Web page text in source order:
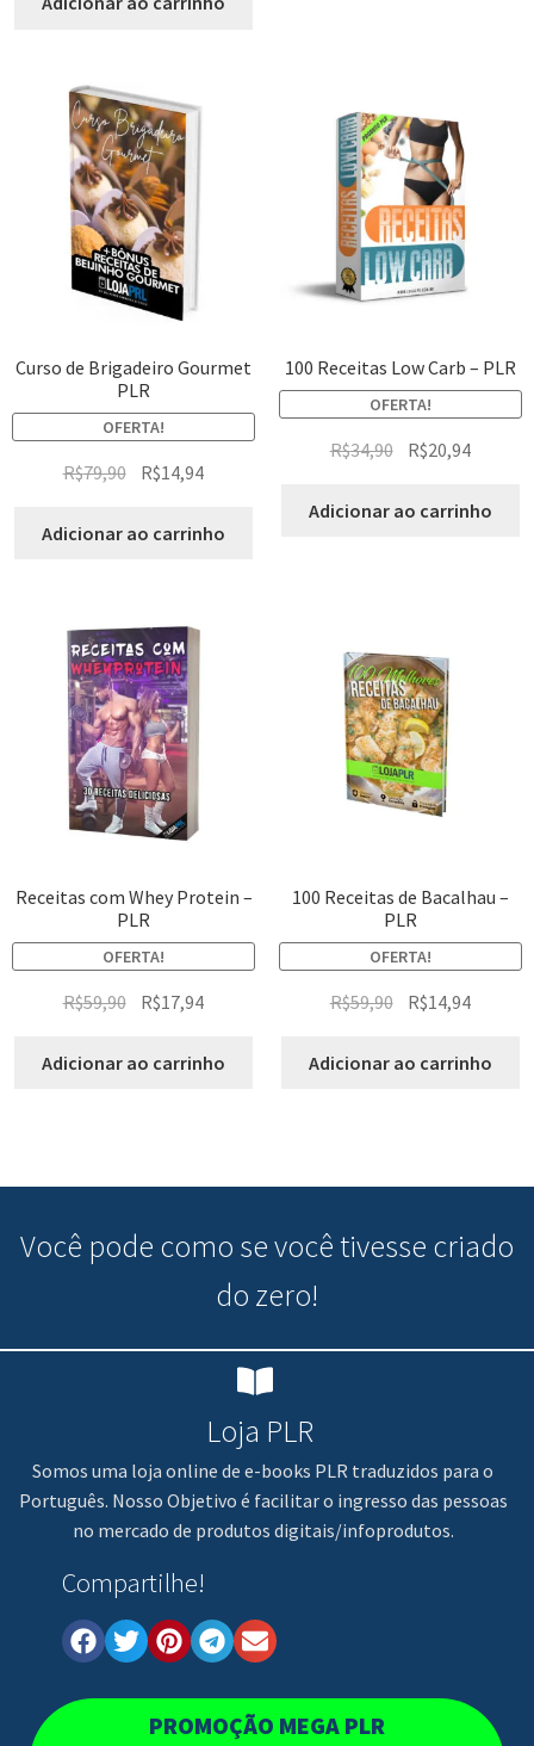
Curso de Brigadeiro Gourmet
PLR
OFERTA!
R$79,90 R$14,94
Adicionar ao carrinho
100 Receitas Low Carb – PLR
OFERTA!
R$34,90 R$20,94
Adicionar ao carrinho
Receitas com Whey Protein –
PLR
OFERTA!
R$59,90 R$17,94
Adicionar ao carrinho
100 Receitas de Bacalhau –
PLR
OFERTA!
R$59,90 R$14,94
Adicionar ao carrinho
Você pode como se você tivesse criado
do zero!
Loja PLR
Somos uma loja online de e-books PLR traduzidos para o
Português. Nosso Objetivo é facilitar o ingresso das pessoas
no mercado de produtos digitais/infoprodutos.
Compartilhe!
PROMOÇÃO MEGA PLR